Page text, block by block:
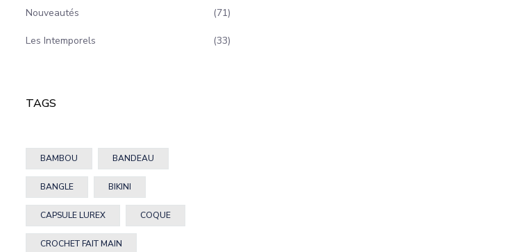
Nouveautés 71
Les Intemporels 33
TAGS
BAMBOU BANDEAU
BANGLE BIKINI
CAPSULE LUREX COQUE
CROCHET FAIT MAIN